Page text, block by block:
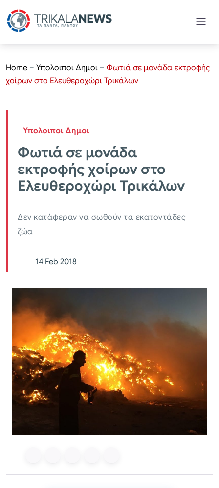
Home – Υπολοιποι Δημοι – Φωτιά σε μονάδα εκτροφής
χοίρων στο Ελευθεροχώρι Τρικάλων
Υπολοιποι Δημοι
Φωτιά σε μονάδα
εκτροφής χοίρων στο
Ελευθεροχώρι Τρικάλων
Δεν κατάφεραν να σωθούν τα εκατοντάδες
ζώα
14 Feb 2018